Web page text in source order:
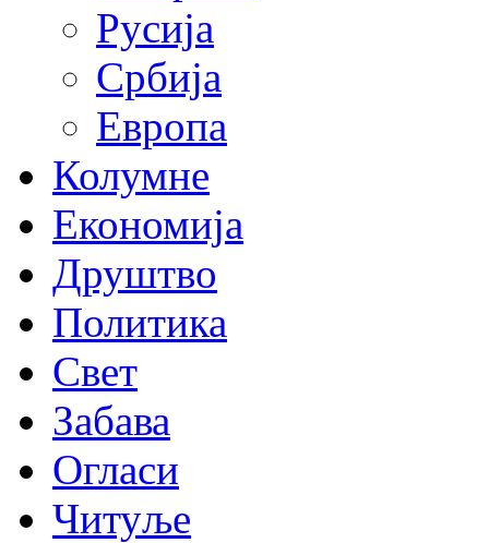
Русија
Србија
Европа
Колумне
Економија
Друштво
Политика
Свет
Забава
Огласи
Читуље